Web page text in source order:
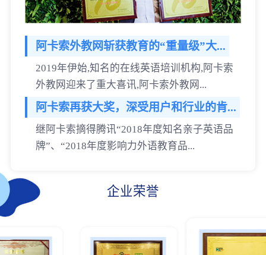
阿卡索外教网斩获教育的“重量级”大...
2019年伊始,知名的在线英语培训机构,阿卡索
外教网迎来了重大喜讯,阿卡索外教网...
阿卡索再获大奖，深受用户和行业的肯...
继阿卡索摘得腾讯“2018年度知名亲子英语品
牌”、“2018年度影响力外语教育品...
企业荣誉